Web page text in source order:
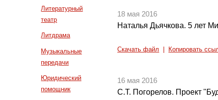
Литературный
театр
Литдрама
Музыкальные
передачи
Юридический
помощник
18 мая 2016
Наталья Дьячкова. 5 лет
Скачать файл Копировать
16 мая 2016
С.Т. Погорелов. Проект